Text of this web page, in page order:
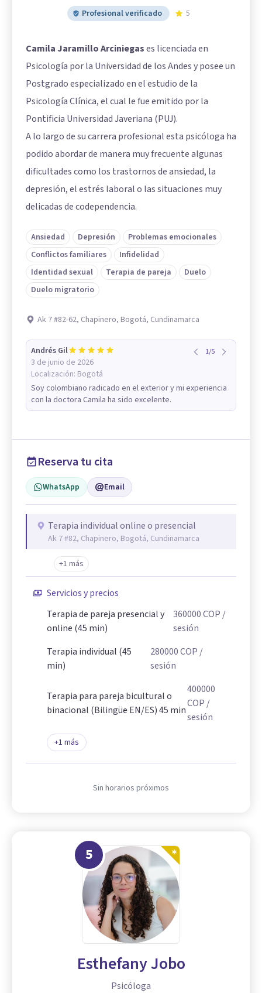
Profesional verificado 5
Camila Jaramillo Arciniegases licenciada en
Psicología por la Universidad de los Andes y posee un
Postgrado especializado en el estudio de la
Psicología Clínica, el cual le fue emitido por la
Pontificia Universidad Javeriana (PUJ).
A lo largo de su carrera profesional esta psicóloga ha
podido abordar de manera muy frecuente algunas
dificultades como los trastornos de ansiedad, la
depresión, el estrés laboral o las situaciones muy
delicadas de codependencia.
Ansiedad Depresión
Problemas emocionales
Conflictos familiares
Infidelidad
Identidad sexual
Terapia de pareja
Duelo
Duelo migratorio
Ak 7 #82-62, Chapinero, Bogotá, Cundinamarca
Andrés Gil
3 de junio de 2026
Localización: Bogotá
1/5
Soy colombiano radicado en el exterior y mi experiencia
con la doctora Camila ha sido excelente.
Reserva tu cita
WhatsApp Email
Terapia individual online o presencial
Ak 7 #82, Chapinero, Bogotá, Cundinamarca
+1 más
Servicios y precios
Terapia de pareja presencial y
online (45 min)
360000COP /
sesión
Terapia individual (45
min)
280000COP /
sesión
Terapia para pareja bicultural o
binacional (Bilingüe EN/ES) 45 min
400000
COP /
sesión
+1 más
Sin horarios próximos
5
Esthefany Jobo
Psicóloga